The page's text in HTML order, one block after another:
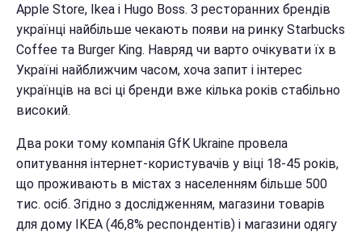
Apple Store, Ikea і Hugo Boss. З ресторанних брендів
українці найбільше чекають появи на ринку Starbucks
Coffee та Burger King. Навряд чи варто очікувати їх в
Україні найближчим часом, хоча запит і інтерес
українців на всі ці бренди вже кілька років стабільно
високий.
Два роки тому компанія GfK Ukraine провела
опитування інтернет-користувачів у віці 18-45 років,
що проживають в містах з населенням більше 500
тис. осіб. Згідно з дослідженням, магазини товарів
для дому IKEA (46,8% респондентів) і магазини одягу